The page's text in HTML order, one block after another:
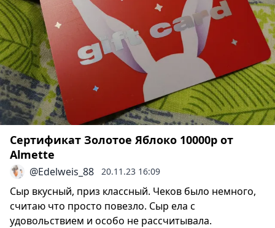
Сертификат Золотое Яблоко 10000р от
Almette
@Edelweis_88 20.11.23 16:09
Сыр вкусный, приз классный. Чеков было немного,
считаю что просто повезло. Сыр ела с
удовольствием и особо не рассчитывала.